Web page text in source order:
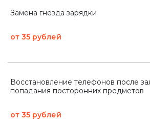
Замена гнезда зарядки
от 35 рублей
Восстановление телефонов после
попадания посторонних предметов
от 35 рублей